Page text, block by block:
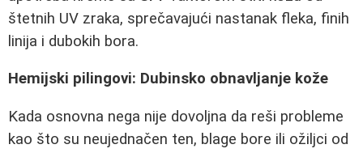
štetnih UV zraka, sprečavajući nastanak fleka, finih
linija i dubokih bora.
Hemijski pilingovi: Dubinsko obnavljanje kože
Kada osnovna nega nije dovoljna da reši probleme
kao što su neujednačen ten, blage bore ili ožiljci od